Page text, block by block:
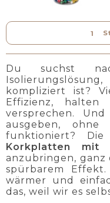
Du suchst
kompliziert ist?
Effizienz,
versprechen.
ausgeben,
funktioniert?
Korkplatten mit
anzubringen, ganz
spürbarem
wärmer und
das, weil wir es